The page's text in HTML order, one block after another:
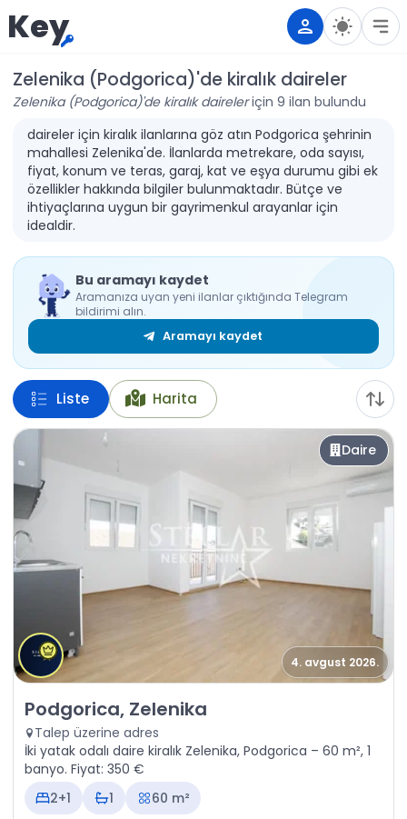
Key
Zelenika (Podgorica)'de kiralık daireler
Zelenika (Podgorica)'de kiralık daireleriçin 9 ilan bulundu
daireler için kiralık ilanlarına göz atın Podgorica şehrinin
mahallesi Zelenika'de. İlanlarda metrekare, oda sayısı,
fiyat, konum ve teras, garaj, kat ve eşya durumu gibi ek
özellikler hakkında bilgiler bulunmaktadır. Bütçe ve
ihtiyaçlarına uygun bir gayrimenkul arayanlar için
idealdir.
Bu aramayı kaydet
Aramanıza uyan yeni ilanlar çıktığında Telegram
bildirimi alın.
Aramayı kaydet
Liste Harita
Daire
4. avgust 2026.
Kiralık - Daire Podgorica, Zelenika
Podgorica, Zelenika
Talep üzerine adres
İki yatak odalı daire kiralık Zelenika, Podgorica – 60 m², 1
banyo. Fiyat: 350 €
2+1
1 60 m²